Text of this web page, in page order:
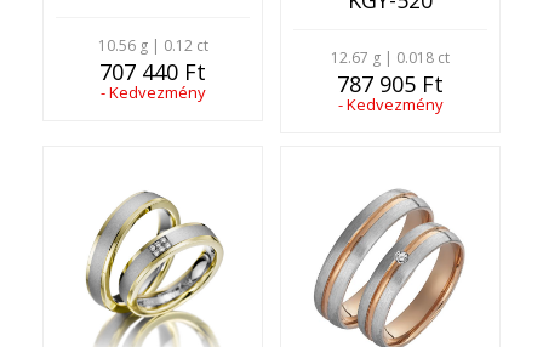
10.56 g | 0.12 ct
707 440 Ft
- Kedvezmény
12.67 g | 0.018 ct
787 905 Ft
- Kedvezmény